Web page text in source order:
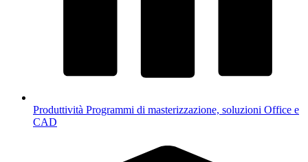
Produttività Programmi di masterizzazione, soluzioni Office e
CAD